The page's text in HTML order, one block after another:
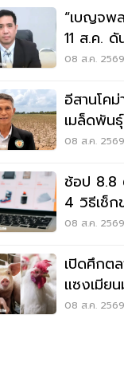
“เบญจพ
11 ส.ค.
สวนยาง
08 ส.ค.
อีสานโคม่า ข้าวแห้งตาย ค้า
เมล็ดพัน
ล้าน
08 ส.ค.
ช้อป 8.8
4 วิธีเช็
08 ส.ค.
เปิดศึกต
แซงเมีย
บาท
08 ส.ค.